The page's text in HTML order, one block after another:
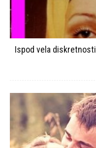
Ispod vela diskretnosti